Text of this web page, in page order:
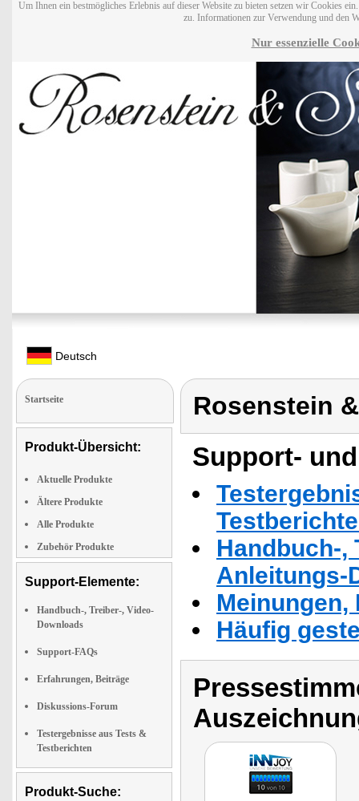
Um Ihnen ein bestmögliches Erlebnis auf dieser Website zu bieten setzen wir Cookies
zu. Informationen zur Verwendung und den
Nur essenzielle
Deutsch
Startseite
Produkt-Übersicht:
Aktuelle Produkte
Ältere Produkte
Alle Produkte
Zubehör Produkte
Support-Elemente:
Handbuch-, Treiber-, Video-
Downloads
Support-FAQs
Erfahrungen, Beiträge
Diskussions-Forum
Testergebnisse aus Tests &
Testberichten
Produkt-Suche:
Rosenstein
Support-
Handbuch-,
Anleitungs-
Häufig